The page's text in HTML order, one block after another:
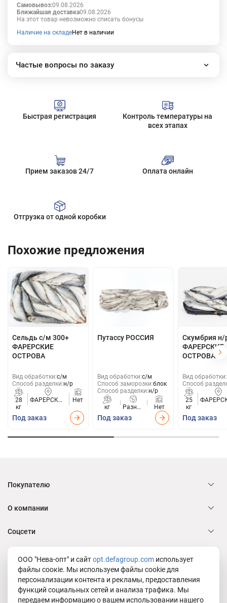
Самовывоз:09.08.2026
Ближайшая доставка09.08.2026
На этот товар невозможно списать бонусы
Наличие на складеНет в наличии
Частые вопросы по заказу
Сколько стоит доставка?
Все вопросы
Быстрая регистрация
Контроль температуры на
всех этапах
Прием заказов 24/7 Оплата онлайн
Отгрузка от одной коробки
Похожие предложения
Сельдь с/м 300+
ФАРЕРСКИЕ
ОСТРОВА
Вид обработки:с/м
Способ разделки:н/р
28
кг
ФАРЕРСКИЕ
Нет
Под заказ
Путассу РОССИЯ
Вид обработки:с/м
Способ заморозки:блок
Способ разделки:н/р
кг
Разные
Нет
Под заказ
Скумбрия н/
ФАРЕРСКИЕ
ОСТРОВА
Вид обработки:
Способ
25
кг
Под заказ
Покупателю
О компании
Соцсети
Служба заботы Defa group
Юридическая информация
ООО "Нева-опт" и сайтopt.defagroup.com использует
файлы соокіе. Мы используем файлы cookie для
персонализации контента и рекламы, предоставления
функций социальных сетей и анализа трафика. Мы
передаем информацию о вашем использовании нашего